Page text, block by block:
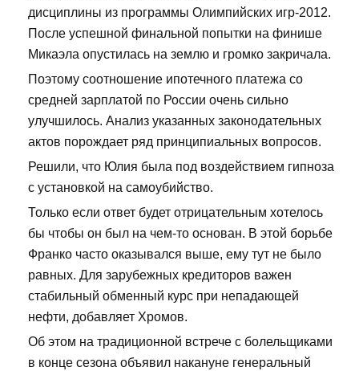
дисциплины из программы Олимпийских игр-2012.
После успешной финальной попытки на финише
Микаэла опустилась на землю и громко закричала.
Поэтому соотношение ипотечного платежа со
средней зарплатой по России очень сильно
улучшилось. Анализ указанных законодательных
актов порождает ряд принципиальных вопросов.
Решили, что Юлия была под воздействием гипноза
с установкой на самоубийство.
Только если ответ будет отрицательным хотелось
бы чтобы он был на чем-то основан. В этой борьбе
Франко часто оказывался выше, ему тут не было
равных. Для зарубежных кредиторов важен
стабильный обменный курс при непадающей
нефти, добавляет Хромов.
Об этом на традиционной встрече с болельщиками
в конце сезона объявил накануне генеральный